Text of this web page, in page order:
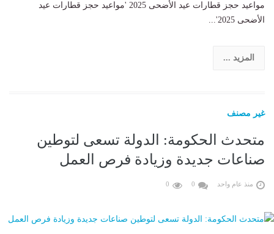
مواعيد حجز قطارات عيد الأضحى 2025 'مواعيد حجز قطارات عيد
الأضحى 2025'...
المزيد ...
غير مصنف
متحدث الحكومة: الدولة تسعى لتوطين
صناعات جديدة وزيادة فرص العمل
منذ عام واحد 0
0